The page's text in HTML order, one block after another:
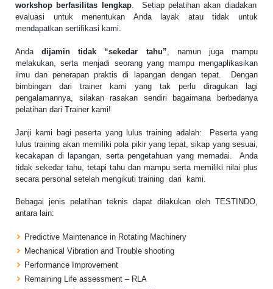
workshop berfasilitas lengkap. Setiap pelatihan akan diadakan
evaluasi untuk menentukan Anda layak atau tidak untuk
mendapatkan sertifikasi kami.
Andadijamin tidak “sekedar tahu”, namun juga mampu
melakukan, serta menjadi seorang yang mampu mengaplikasikan
ilmu dan penerapan praktis di lapangan dengan tepat. Dengan
bimbingan dari trainer kami yang tak perlu diragukan lagi
pengalamannya, silakan rasakan sendiri bagaimana berbedanya
pelatihan dari Trainer kami!
Janji kami bagi peserta yang lulus training adalah: Peserta yang
lulus training akan memiliki pola pikir yang tepat, sikap yang sesuai,
kecakapan di lapangan, serta pengetahuan yang memadai. Anda
tidak sekedar tahu, tetapi tahu dan mampu serta memiliki nilai plus
secara personal setelah mengikuti training dari kami.
Bebagai jenis pelatihan teknis dapat dilakukan oleh TESTINDO,
antara lain:
Predictive Maintenance in Rotating Machinery
Mechanical Vibration and Trouble shooting
Performance Improvement
Remaining Life assessment – RLA